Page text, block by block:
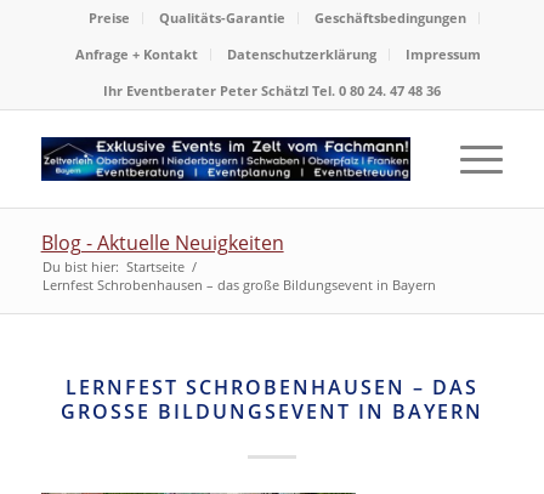
Preise Qualitäts-Garantie
Geschäftsbedingungen
Anfrage + Kontakt
Datenschutzerklärung
Impressum
Ihr Eventberater Peter Schätzl Tel. 0 80 24. 47 48 36
Blog - Aktuelle Neuigkeiten
Du bist hier: Startseite /
Lernfest Schrobenhausen – das große Bildungsevent in Bayern
LERNFEST SCHROBENHAUSEN – DAS
GROSSE BILDUNGSEVENT IN BAYERN